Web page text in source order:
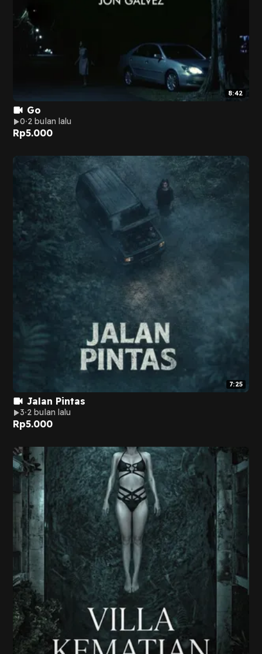
8:42
Go
0 2 bulan lalu
Rp5.000
7:25
Jalan Pintas
3 2 bulan lalu
Rp5.000